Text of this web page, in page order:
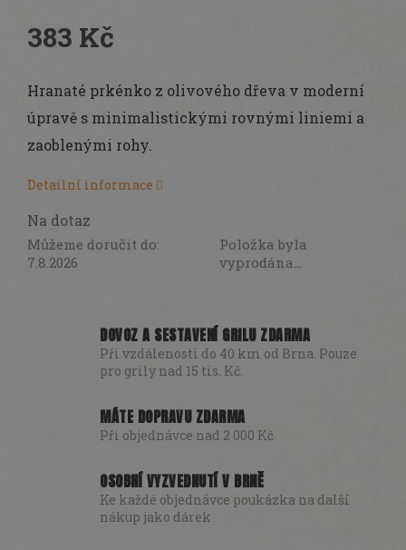
KOŘENÍ
OMÁČKY
PEČENÍ
DÁRKY
SEZÓNNÍ
TERASA
383 Kč
cena:
Na dotaz
Můžeme doručit do:
7.8.2026
Položka byla
vyprodána…
Hranaté prkénko z olivového dřeva v moderní
úpravě s minimalistickými rovnými liniemi a
zaoblenými rohy.
Detailní informace
DOVOZ A SESTAVENÍ GRILU ZDARMA
Při vzdálenosti do 40 km od Brna. Pouze
pro grily nad 15 tis. Kč.
MÁTE DOPRAVU ZDARMA
Při objednávce nad 2 000 Kč
OSOBNÍ VYZVEDNUTÍ V BRNĚ
Ke každé objednávce poukázka na další
nákup jako dárek